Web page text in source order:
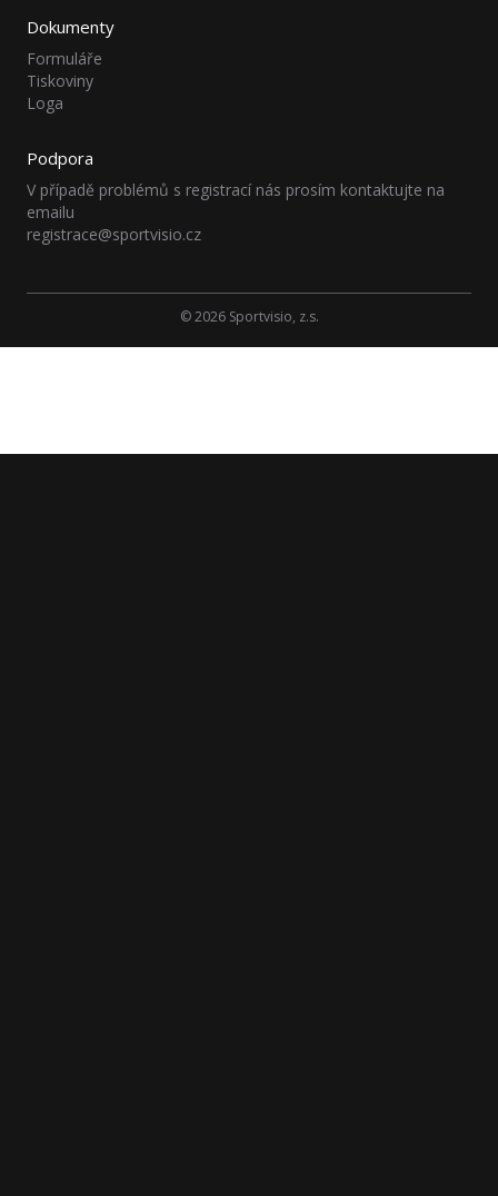
Dokumenty
Formuláře
Tiskoviny
Loga
Podpora
V případě problémů s registrací nás prosím kontaktujte na
emailu
registrace@sportvisio.cz
© 2026 Sportvisio, z.s.